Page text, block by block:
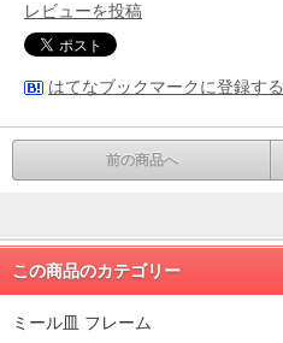
レビューを投稿
はてなブックマークに登録する
前の商品へ
この商品のカテゴリー
ミール皿 フレーム